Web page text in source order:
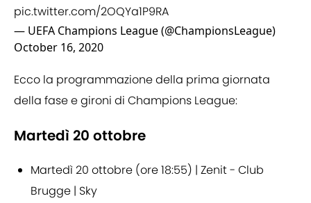
pic.twitter.com/2OQYa1P9RA
— UEFA Champions League (@ChampionsLeague)
October 16, 2020
Ecco la programmazione della prima giornata
della fase e gironi di Champions League:
Martedì 20 ottobre
Martedì 20 ottobre (ore 18:55) | Zenit - Club
Brugge | Sky